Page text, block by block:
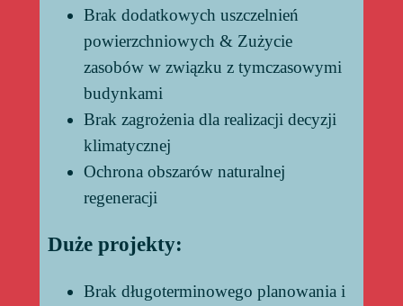
Brak dodatkowych uszczelnień
powierzchniowych & Zużycie
zasobów w związku z tymczasowymi
budynkami
Brak zagrożenia dla realizacji decyzji
klimatycznej
Ochrona obszarów naturalnej
regeneracji
Duże projekty:
Brak długoterminowego planowania i